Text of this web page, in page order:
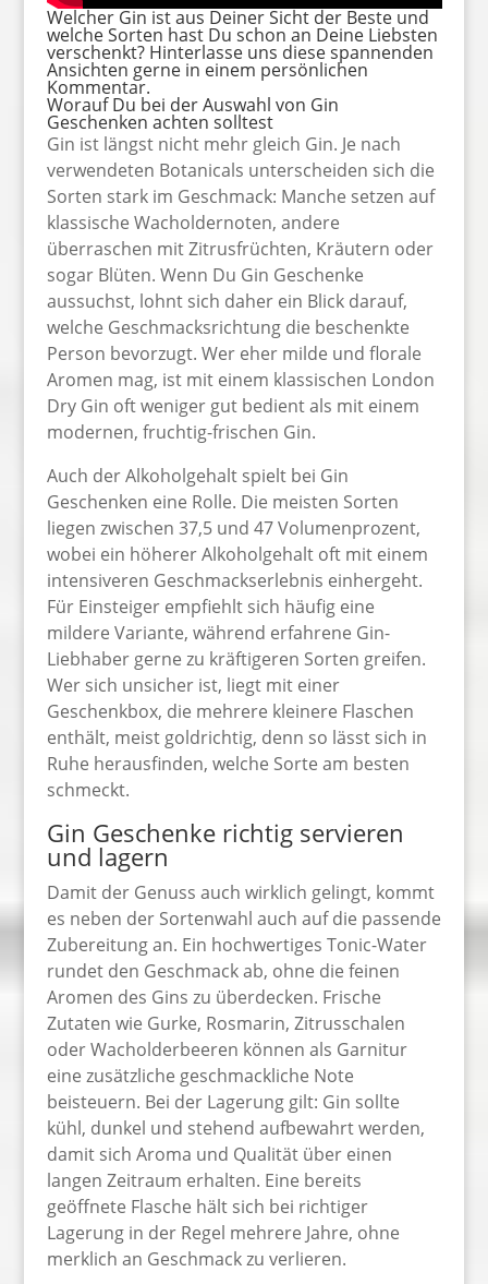
Welcher Gin ist aus Deiner Sicht der Beste und
welche Sorten hast Du schon an Deine Liebsten
verschenkt? Hinterlasse uns diese spannenden
Ansichten gerne in einem persönlichen
Kommentar.
Worauf Du bei der Auswahl von Gin
Geschenken achten solltest
Gin ist längst nicht mehr gleich Gin. Je nach
verwendeten Botanicals unterscheiden sich die
Sorten stark im Geschmack: Manche setzen auf
klassische Wacholdernoten, andere
überraschen mit Zitrusfrüchten, Kräutern oder
sogar Blüten. Wenn Du Gin Geschenke
aussuchst, lohnt sich daher ein Blick darauf,
welche Geschmacksrichtung die beschenkte
Person bevorzugt. Wer eher milde und florale
Aromen mag, ist mit einem klassischen London
Dry Gin oft weniger gut bedient als mit einem
modernen, fruchtig-frischen Gin.
Auch der Alkoholgehalt spielt bei Gin
Geschenken eine Rolle. Die meisten Sorten
liegen zwischen 37,5 und 47 Volumenprozent,
wobei ein höherer Alkoholgehalt oft mit einem
intensiveren Geschmackserlebnis einhergeht.
Für Einsteiger empfiehlt sich häufig eine
mildere Variante, während erfahrene Gin-
Liebhaber gerne zu kräftigeren Sorten greifen.
Wer sich unsicher ist, liegt mit einer
Geschenkbox, die mehrere kleinere Flaschen
enthält, meist goldrichtig, denn so lässt sich in
Ruhe herausfinden, welche Sorte am besten
schmeckt.
Gin Geschenke richtig servieren
und lagern
Damit der Genuss auch wirklich gelingt, kommt
es neben der Sortenwahl auch auf die passende
Zubereitung an. Ein hochwertiges Tonic-Water
rundet den Geschmack ab, ohne die feinen
Aromen des Gins zu überdecken. Frische
Zutaten wie Gurke, Rosmarin, Zitrusschalen
oder Wacholderbeeren können als Garnitur
eine zusätzliche geschmackliche Note
beisteuern. Bei der Lagerung gilt: Gin sollte
kühl, dunkel und stehend aufbewahrt werden,
damit sich Aroma und Qualität über einen
langen Zeitraum erhalten. Eine bereits
geöffnete Flasche hält sich bei richtiger
Lagerung in der Regel mehrere Jahre, ohne
merklich an Geschmack zu verlieren.